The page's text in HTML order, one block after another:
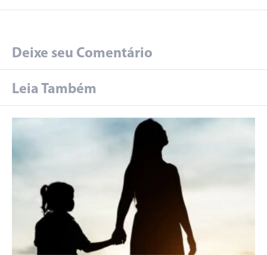
Deixe seu Comentário
Leia Também